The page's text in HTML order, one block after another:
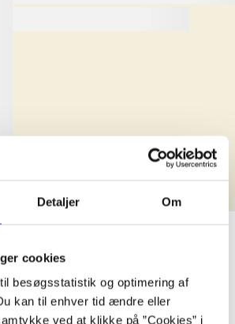
Detaljer Om
cookies
besøgsstatistik og optimering af
kan til enhver tid ændre eller
ved at klikke på ”Cookies” i
sit amet ...
er grupperet efter ældste registrerede